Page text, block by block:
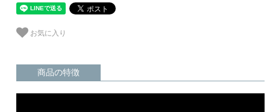
お気に入り
商品の特徴